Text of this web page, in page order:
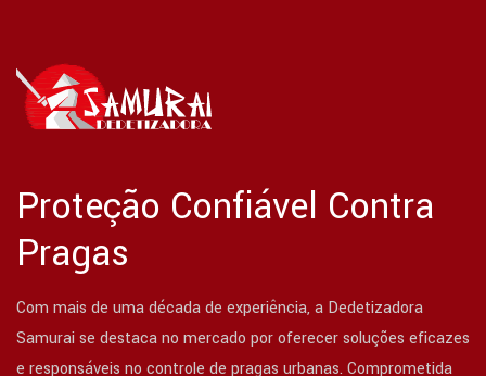
Proteção Confiável Contra
Pragas
Com mais de uma década de experiência, a Dedetizadora
Samurai se destaca no mercado por oferecer soluções eficazes
e responsáveis no controle de pragas urbanas. Comprometida